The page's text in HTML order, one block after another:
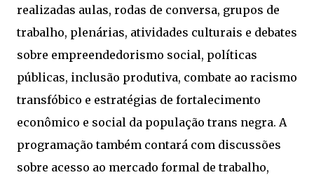
realizadas aulas, rodas de conversa, grupos de
trabalho, plenárias, atividades culturais e debates
sobre empreendedorismo social, políticas
públicas, inclusão produtiva, combate ao racismo
transfóbico e estratégias de fortalecimento
econômico e social da população trans negra. A
programação também contará com discussões
sobre acesso ao mercado formal de trabalho,